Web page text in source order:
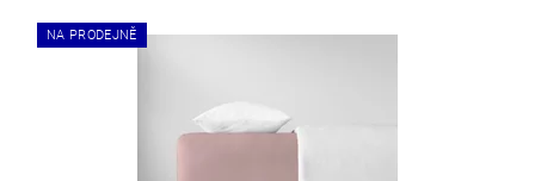
NA PRODEJNĚ